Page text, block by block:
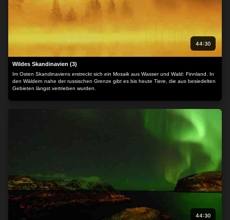
44:30
Wildes Skandinavien (3)
Im Osten Skandinaviens erstreckt sich ein Mosaik aus Wasser und Wald: Finnland. In
den Wäldern nahe der russischen Grenze gibt es bis heute Tiere, die aus besiedelten
Gebieten längst vertrieben wurden.
44:30